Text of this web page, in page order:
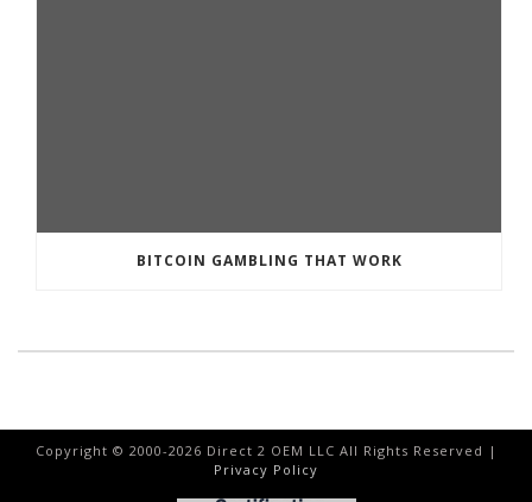
BITCOIN GAMBLING THAT WORK
Copyright © 2000-2026 Direct 2 OEM LLC All Rights Reserved |
Privacy Policy